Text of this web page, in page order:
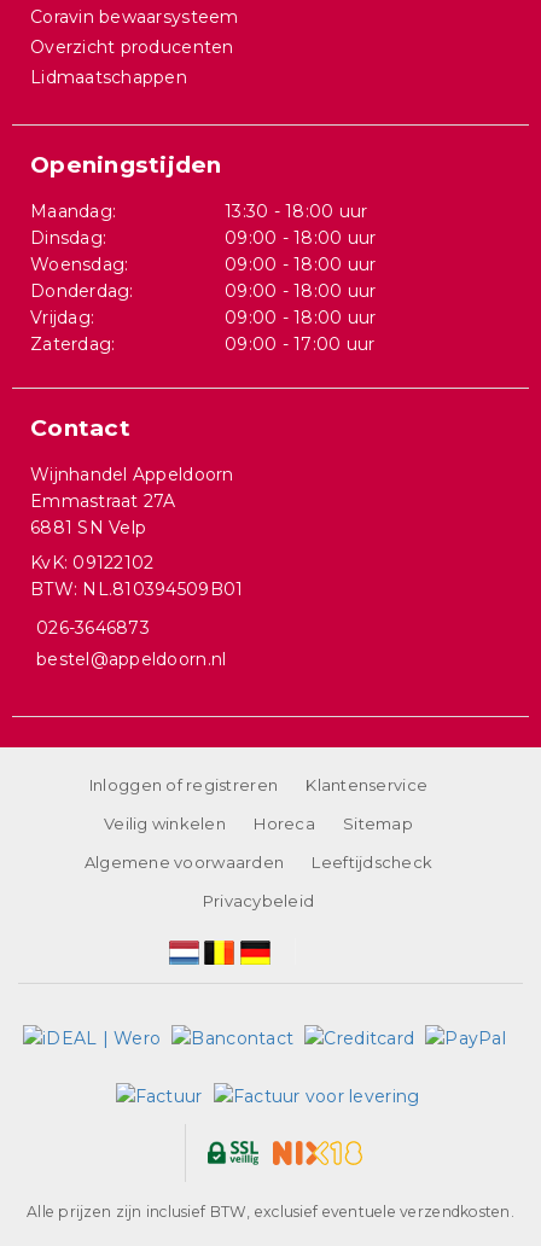
Coravin bewaarsysteem
Overzicht producenten
Lidmaatschappen
Openingstijden
Maandag:
13:30 - 18:00 uur
Dinsdag:
09:00 - 18:00 uur
Woensdag:
09:00 - 18:00 uur
Donderdag:
09:00 - 18:00 uur
Vrijdag:
09:00 - 18:00 uur
Zaterdag:
09:00 - 17:00 uur
Contact
Wijnhandel Appeldoorn
Emmastraat 27A
6881 SN Velp
KvK: 09122102
BTW: NL.810394509B01
026-3646873
bestel@appeldoorn.nl
Inloggen of registreren
Klantenservice
Veilig winkelen
Horeca
Sitemap
Algemene voorwaarden
Leeftijdscheck
Privacybeleid
Alle prijzen zijn inclusief BTW, exclusief eventuele verzendkosten.